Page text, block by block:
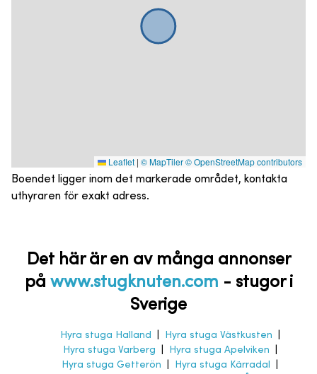
Leaflet | © MapTiler© OpenStreetMap contributors
Boendet ligger inom det markerade området, kontakta
uthyraren för exakt adress.
Det här är en av många annonser
på www.stugknuten.com - stugor i
Sverige
Hyra stuga Halland Hyra stuga Västkusten
Hyra stuga Varberg
Hyra stuga Apelviken
Hyra stuga Getterön
Hyra stuga Kärradal